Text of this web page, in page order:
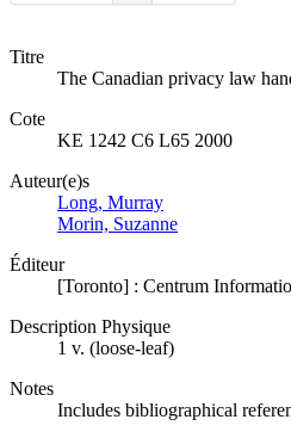
Titre
The Canadian privacy law
Cote
KE 1242 C6 L65 2000
Auteur(e)s
Long, Murray
Morin, Suzanne
Éditeur
[Toronto] : Centrum
Description Physique
1 v. (loose-leaf)
Notes
Includes bibliographical